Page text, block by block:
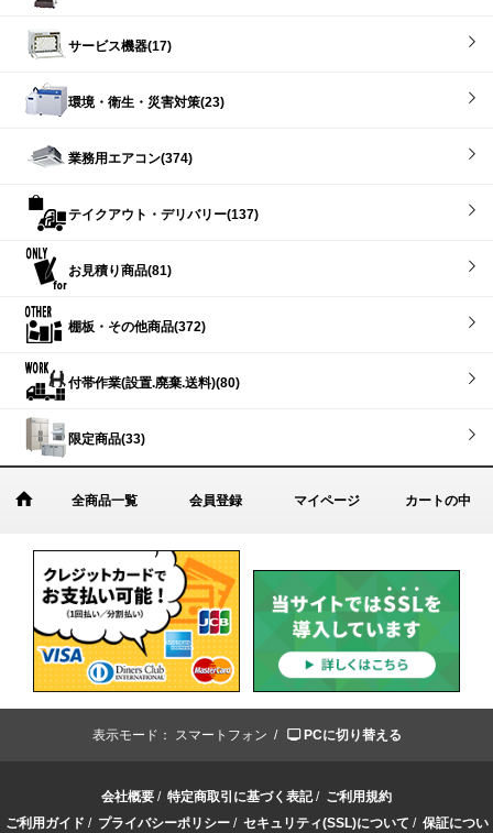
サービス機器(17)
環境・衛生・災害対策(23)
業務用エアコン(374)
テイクアウト・デリバリー(137)
お見積り商品(81)
棚板・その他商品(372)
付帯作業(設置.廃棄.送料)(80)
限定商品(33)
全商品一覧 会員登録 マイページ カートの中
表示モード： スマートフォン / PCに切り替える
会社概要 / 特定商取引に基づく表記/ ご利用規約
ご利用ガイド / プライバシーポリシー/ セキュリティ(SSL)について / 保証につい